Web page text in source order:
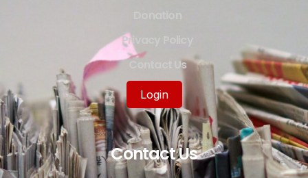
Privacy Policy
Contact Us
Login
Contact Us